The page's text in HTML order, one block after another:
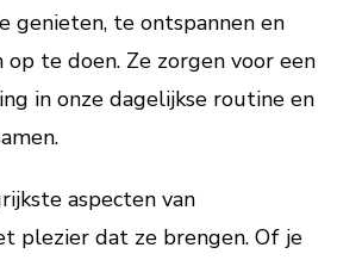
genieten, te ontspannen en
te doen. Ze zorgen voor een
in onze dagelijkse routine en
aspecten van
plezier dat ze brengen. Of je